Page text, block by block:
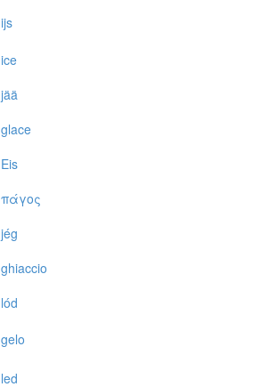
ijs
ice
jää
glace
Eis
πάγoς
jég
ghiaccio
lód
gelo
led